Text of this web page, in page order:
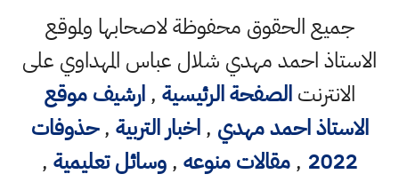
جميع الحقوق محفوظة لاصحابها ولموقع
الاستاذ احمد مهدي شلال عباس المهداوي على
الانترنتالصفحة الرئيسية ,ارشيف موقع
الاستاذ احمد مهدي ,اخبار التربية ,حذوفات
2022
,مقالات منوعه ,وسائل تعليمية ,